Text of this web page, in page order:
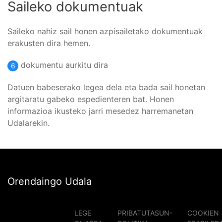
Saileko dokumentuak
Saileko nahiz sail honen azpisailetako dokumentuak
erakusten dira hemen.
6 dokumentu aurkitu dira
Datuen babeserako legea dela eta bada sail honetan
argitaratu gabeko espedienteren bat. Honen
informazioa ikusteko jarri mesedez harremanetan
Udalarekin.
Orendaingo Udala
LEGE
PRIBATUTASUN-
COOKIEN